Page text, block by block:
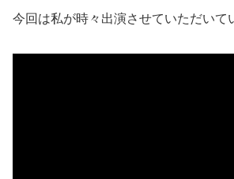
今回は私が時々出演させていただいて